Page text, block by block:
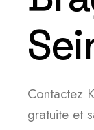
Contactez
gratuite et